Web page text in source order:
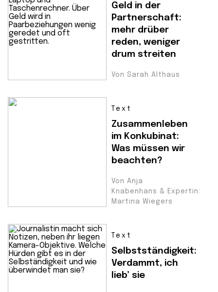
Geld in der
Partnerschaft:
mehr drüber
reden, weniger
drum streiten
Von Sarah Althaus
Text
Zusammenleben
im Konkubinat:
Was müssen wir
beachten?
Von Anja
Knabenhans & Expertin:
Martina Wiegers
Text
Selbstständigkeit:
Verdammt, ich
lieb’ sie